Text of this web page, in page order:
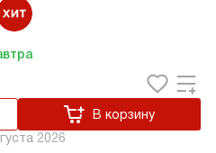
В корзину
2026